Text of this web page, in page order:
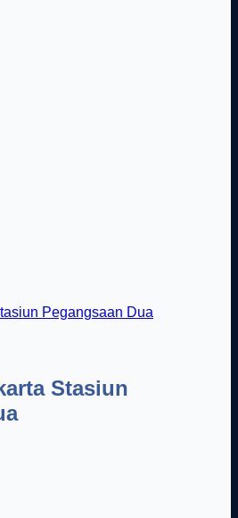
Stasiun